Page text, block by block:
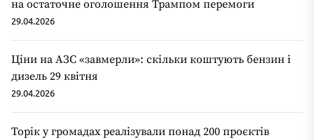
на остаточне оголошення Трампом перемоги
29.04.2026
Ціни на АЗС «завмерли»: скільки коштують бензин і
дизель 29 квітня
29.04.2026
Торік у громадах реалізували понад 200 проєктів